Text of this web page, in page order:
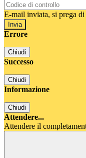
E-mail inviata, si prega
Errore
Chiudi
Successo
Chiudi
Informazione
Chiudi
Attendere...
Attendere il